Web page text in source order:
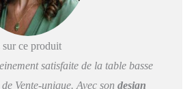
1.0
ce produit
satisfaite de la table basse
Vente-unique. Avec son design